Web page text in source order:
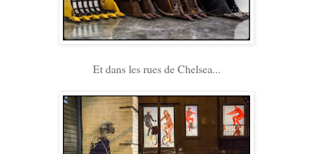
Et dans les rues de Chelsea...